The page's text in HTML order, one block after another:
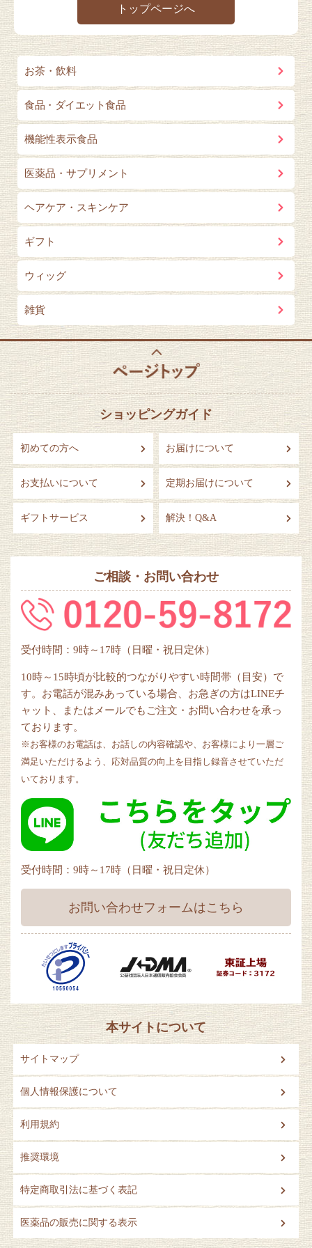
トップページへ
お茶・飲料
食品・ダイエット食品
機能性表示食品
医薬品・サプリメント
ヘアケア・スキンケア
ギフト
ウィッグ
雑貨
ショッピングガイド
初めての方へ お届けについて
お支払いについて 定期お届けについて
ギフトサービス 解決！Q&A
ご相談・お問い合わせ
受付時間：9時～17時（日曜・祝日定休）
10時～15時頃が比較的つながりやすい時間帯（目安）で
す。お電話が混みあっている場合、お急ぎの方はLINEチ
ャット、またはメールでもご注文・お問い合わせを承っ
ております。
※お客様のお電話は、お話しの内容確認や、お客様により一層ご
満足いただけるよう、応対品質の向上を目指し録音させていただ
いております。
受付時間：9時～17時（日曜・祝日定休）
お問い合わせフォームはこちら
本サイトについて
サイトマップ
個人情報保護について
利用規約
推奨環境
特定商取引法に基づく表記
医薬品の販売に関する表示